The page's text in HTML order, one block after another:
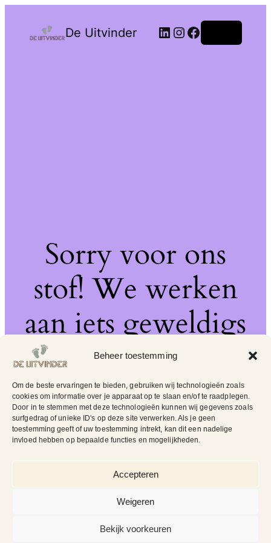
Beheer toestemming
Om de beste ervaringen te bieden, gebruiken wij technologieën zoals
cookies om informatie over je apparaat op te slaan en/of te raadplegen.
Door in te stemmen met deze technologieën kunnen wij gegevens zoals
surfgedrag of unieke ID's op deze site verwerken. Als je geen
toestemming geeft of uw toestemming intrekt, kan dit een nadelige
invloed hebben op bepaalde functies en mogelijkheden.
Accepteren
Weigeren
Bekijk voorkeuren
De Uitvinder
Sorry voor ons
stof! We werken
aan iets geweldigs
– kom snel terug!